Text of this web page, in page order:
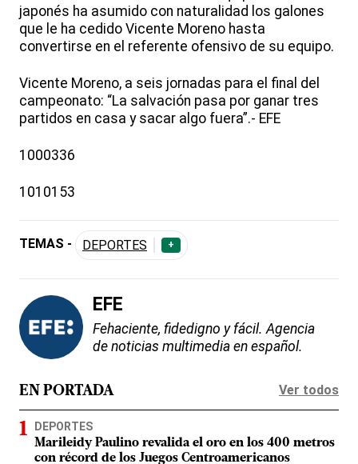
japonés ha asumido con naturalidad los galones
que le ha cedido Vicente Moreno hasta
convertirse en el referente ofensivo de su equipo.
Vicente Moreno, a seis jornadas para el final del
campeonato: “La salvación pasa por ganar tres
partidos en casa y sacar algo fuera”.- EFE
1000336
1010153
TEMAS - DEPORTES +
EFE
Fehaciente, fidedigno y fácil. Agencia
de noticias multimedia en español.
EN PORTADA Ver todos
DEPORTES
Marileidy Paulino revalida el oro en los 400 metros
con récord de los Juegos Centroamericanos